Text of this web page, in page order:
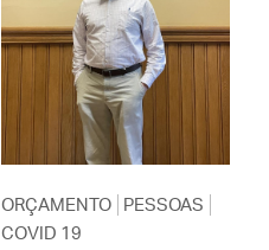
ORÇAMENTO PESSOAS
COVID 19